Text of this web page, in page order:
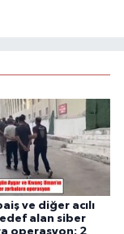
ve diğer acılı
alan siber
operasyon: 2